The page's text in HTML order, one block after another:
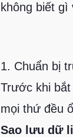
không biết gì
1. Chuẩn bị
Trước khi
mọi thứ đều
Sao lưu dữ